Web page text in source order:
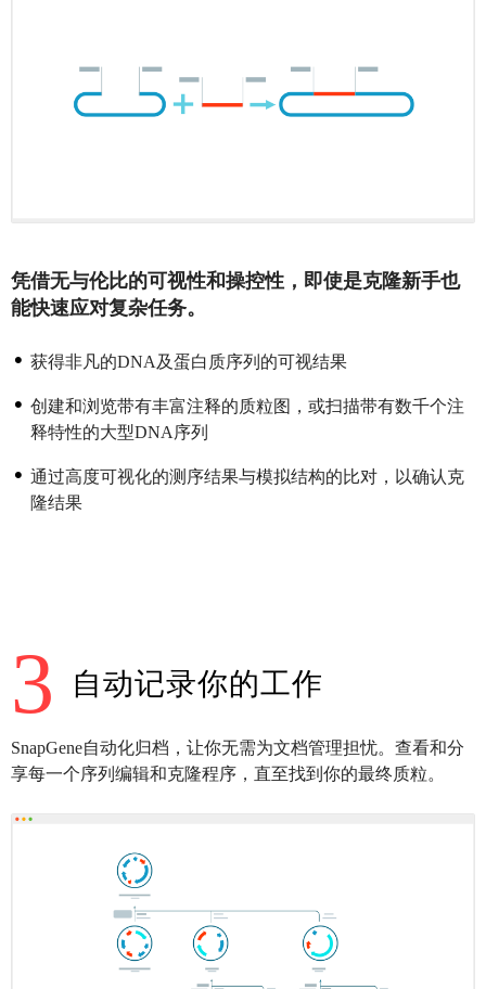
凭借无与伦比的可视性和操控性，即使是克隆新手也
能快速应对复杂任务。
获得非凡的DNA及蛋白质序列的可视结果
创建和浏览带有丰富注释的质粒图，或扫描带有数千个注
释特性的大型DNA序列
通过高度可视化的测序结果与模拟结构的比对，以确认克
隆结果
3 自动记录你的工作
SnapGene自动化归档，让你无需为文档管理担忧。查看和分
享每一个序列编辑和克隆程序，直至找到你的最终质粒。